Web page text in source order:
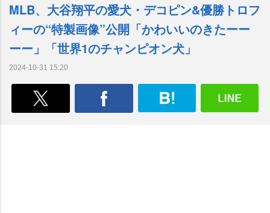
MLB、大谷翔平の愛犬・デコピン&優勝トロフ
ィーの“特製画像”公開「かわいいのきたーー
ーー」「世界1のチャンピオン犬」
2024-10-31 15:20